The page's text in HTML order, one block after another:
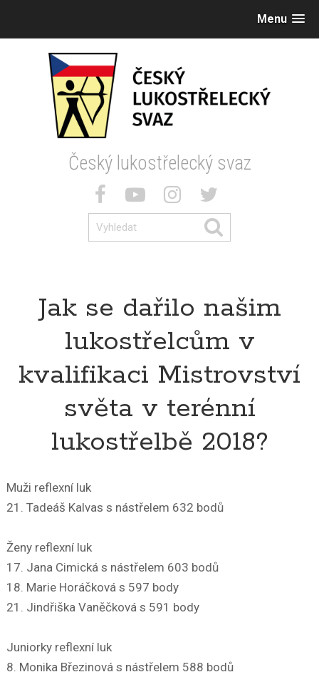
Menu
Český lukostřelecký svaz
Jak se dařilo našim
lukostřelcům v
kvalifikaci Mistrovství
světa v terénní
lukostřelbě 2018?
Muži reflexní luk
21. Tadeáš Kalvas s nástřelem 632 bodů
Ženy reflexní luk
17. Jana Cimická s nástřelem 603 bodů
18. Marie Horáčková s 597 body
21. Jindřiška Vaněčková s 591 body
Juniorky reflexní luk
8. Monika Březinová s nástřelem 588 bodů